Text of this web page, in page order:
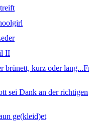
II
brünett, kurz oder
sei Dank an der richtigen
ge(kleid)et